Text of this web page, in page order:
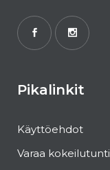
Pikalinkit
Käyttöehdot
Varaa kokeilutunti